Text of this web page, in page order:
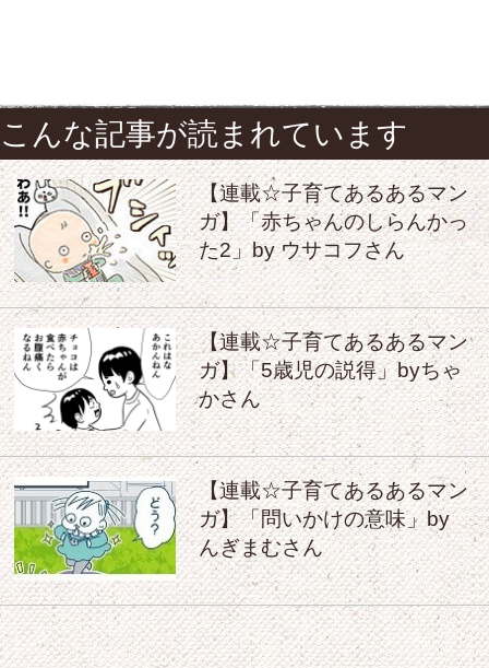
こんな記事が読まれています
【連載☆子育てあるあるマン
ガ】「赤ちゃんのしらんかっ
た2」by ウサコフさん
【連載☆子育てあるあるマン
ガ】「5歳児の説得」byちゃ
かさん
【連載☆子育てあるあるマン
ガ】「問いかけの意味」by
んぎまむさん